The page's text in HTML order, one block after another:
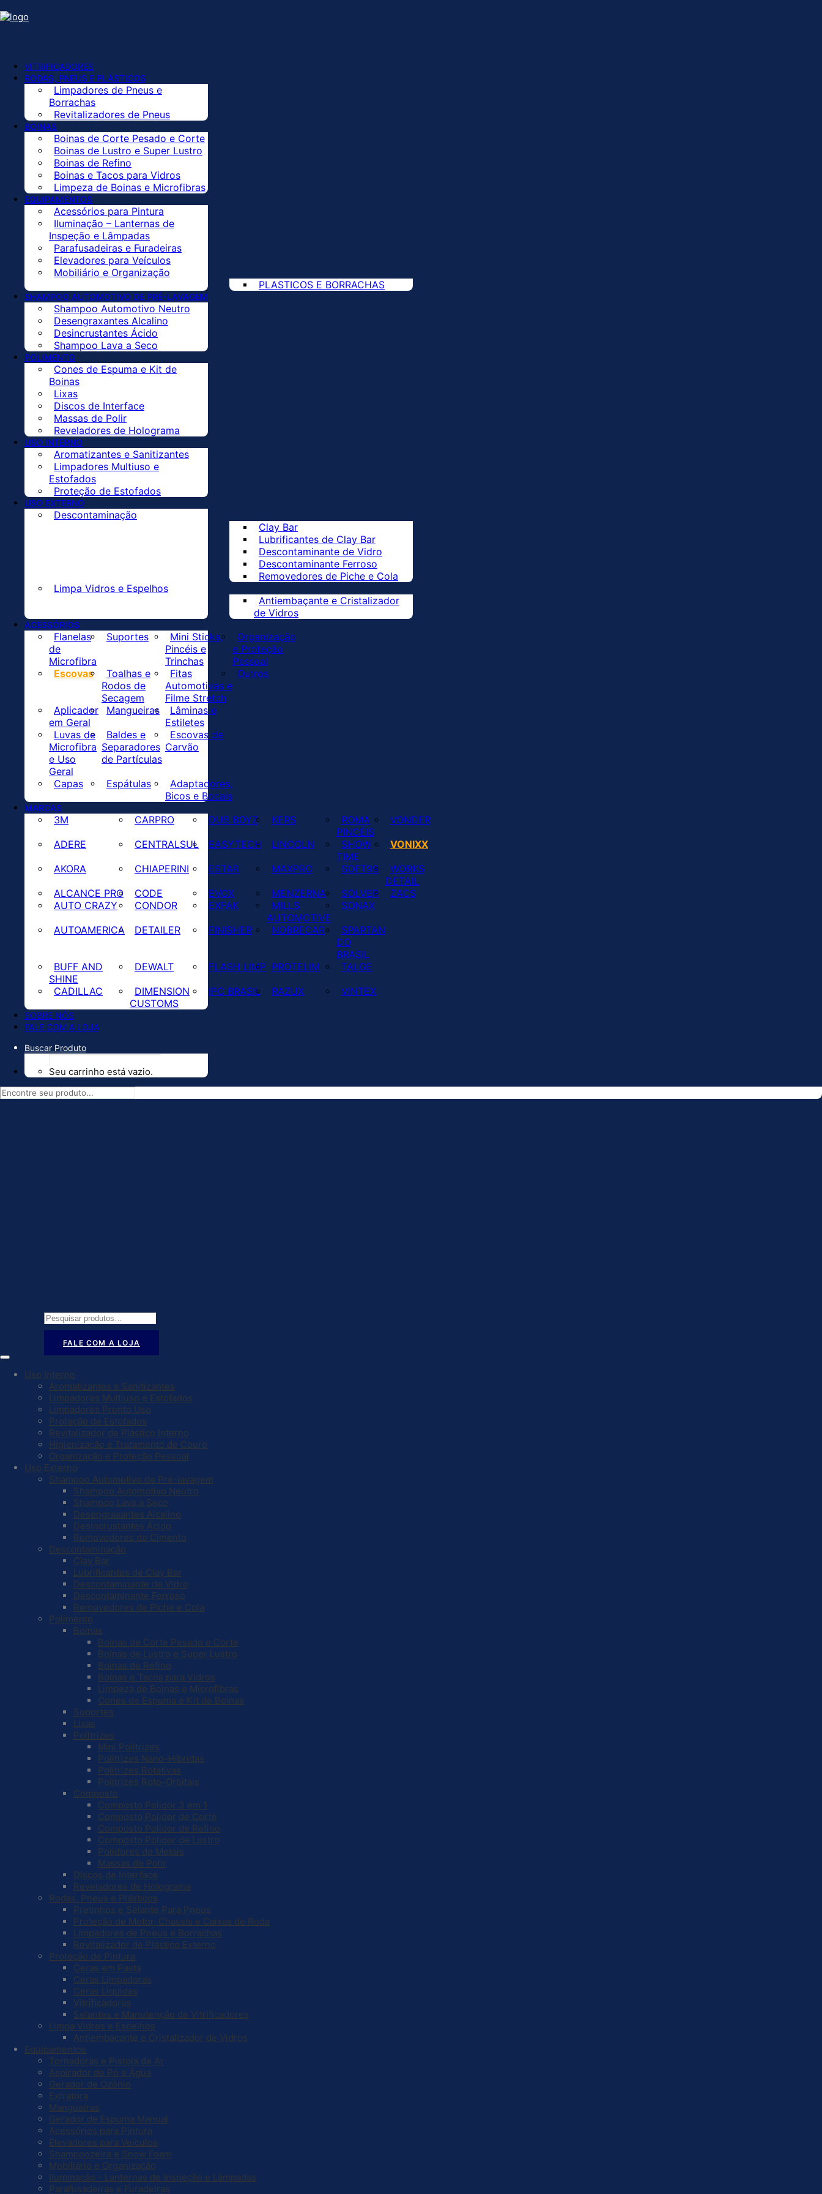
VITRIFICADORES
RODAS, PNEUS E PLÁSTICOS
Limpadores de Pneus e
Borrachas
Revitalizadores de Pneus
BOINAS
Boinas de Corte Pesado e Corte
Boinas de Lustro e Super Lustro
Boinas de Refino
Boinas e Tacos para Vidros
Limpeza de Boinas e Microfibras
EQUIPAMENTOS
Acessórios para Pintura
Iluminação – Lanternas de
Inspeção e Lâmpadas
Parafusadeiras e Furadeiras
Elevadores para Veículos
Mobiliário e Organização
PLASTICOS E BORRACHAS
SHAMPOO AUTOMOTIVO DE PRÉ-LAVAGEM
Shampoo Automotivo Neutro
Desengraxantes Alcalino
Desincrustantes Ácido
Shampoo Lava a Seco
POLIMENTO
Cones de Espuma e Kit de
Boinas
Lixas
Discos de Interface
Massas de Polir
Reveladores de Holograma
USO INTERNO
Aromatizantes e Sanitizantes
Limpadores Multiuso e
Estofados
Proteção de Estofados
USO EXTERNO
Descontaminação
Clay Bar
Lubrificantes de Clay Bar
Descontaminante de Vidro
Descontaminante Ferroso
Removedores de Piche e Cola
Limpa Vidros e Espelhos
Antiembaçante e Cristalizador
de Vidros
ACESSÓRIOS
Flanelas
de
Microfibra
Escovas
Aplicador
em Geral
Luvas de
Microfibra
e Uso
Geral
Capas
Suportes
Toalhas e
Rodos de
Secagem
Mangueiras
Baldes e
Separadores
de Partículas
Espátulas
Mini Sticks,
Pincéis e
Trinchas
Fitas
Automotivas e
Filme Stretch
Lâminas e
Estiletes
Escovas de
Carvão
Adaptadores,
Bicos e Bocais
Organização
e Proteção
Pessoal
Outros
MARCAS
3M
ADERE
AKORA
ALCANCE PRO
AUTO CRAZY
AUTOAMERICA
BUFF AND
SHINE
CADILLAC
CARPRO
CENTRALSUL
CHIAPERINI
CODE
CONDOR
DETAILER
DEWALT
DIMENSION
CUSTOMS
DUB BOYZ
EASYTECH
ESTAR
EVOX
EXFAK
FINISHER
FLASH LIMP
IPC BRASIL
KERS
LINCOLN
MAXPRO
MENZERNA
MILLS
AUTOMOTIVE
NOBRECAR
PROTELIM
RAZUX
ROMA
PINCÉIS
SHOW
TIME
SOFT99
SOLVER
SONAX
SPARTAN
DO
BRASIL
TALGE
VINTEX
VONDER
VONIXX
WORKS
DETAIL
ZACS
SOBRE NÓS
FALE COM A LOJA
Buscar Produto
Seu carrinho está vazio.
Pesquisar
por:
FALE COM A LOJA
Uso Interno
Aromatizantes e Sanitizantes
Limpadores Multiuso e Estofados
Limpadores Pronto Uso
Proteção de Estofados
Revitalizador de Plástico Interno
Higienização e Tratamento de Couro
Organização e Proteção Pessoal
Uso Externo
Shampoo Automotivo de Pré-lavagem
Shampoo Automotivo Neutro
Shampoo Lava a Seco
Desengraxantes Alcalino
Desincrustantes Ácido
Removedores de Cimento
Descontaminação
Clay Bar
Lubrificantes de Clay Bar
Descontaminante de Vidro
Descontaminante Ferroso
Removedores de Piche e Cola
Polimento
Boinas
Boinas de Corte Pesado e Corte
Boinas de Lustro e Super Lustro
Boinas de Refino
Boinas e Tacos para Vidros
Limpeza de Boinas e Microfibras
Cones de Espuma e Kit de Boinas
Suportes
Lixas
Politrizes
Mini Politrizes
Politrizes Nano-Híbridas
Politrizes Rotativas
Politrizes Roto-Orbitais
Composto
Composto Polidor 3 em 1
Composto Polidor de Corte
Composto Polidor de Refino
Composto Polidor de Lustro
Polidores de Metais
Massas de Polir
Discos de Interface
Reveladores de Holograma
Rodas, Pneus e Plásticos
Pretinhos e Selante Para Pneus
Proteção de Motor, Chassis e Caixas de Roda
Limpadores de Pneus e Borrachas
Revitalizador de Plástico Externo
Proteção de Pintura
Ceras em Pasta
Ceras Limpadoras
Ceras Líquidas
Vitrificadores
Selantes e Manutenção de Vitrificadores
Limpa Vidros e Espelhos
Antiembaçante e Cristalizador de Vidros
Equipamentos
Tornadoras e Pistola de Ar
Aspirador de Pó e Água
Gerador de Ozônio
Extratora
Mangueiras
Gerador de Espuma Manual
Acessórios para Pintura
Elevadores para Veículos
Shampoozeira e Snow Foam
Mobiliário e Organização
Iluminação - Lanternas de Inspeção e Lâmpadas
Parafusadeiras e Furadeiras